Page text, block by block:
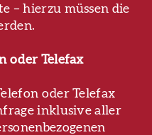
– hierzu müssen die
oder Telefax
oder Telefax
inklusive aller